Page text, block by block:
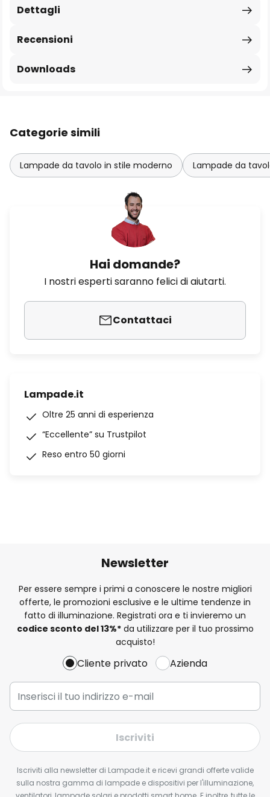
Dettagli
Recensioni
Downloads
Categorie simili
Lampade da tavolo in stile moderno Lampade da
Hai domande?
I nostri esperti saranno felici di aiutarti.
Contattaci
Lampade.it
Oltre 25 anni di esperienza
“Eccellente” su Trustpilot
Reso entro 50 giorni
Newsletter
Per essere sempre i primi a conoscere le nostre migliori
offerte, le promozioni esclusive e le ultime tendenze in
fatto di illuminazione. Registrati ora e ti invieremo un
codice sconto del13%*da utilizzare per il tuo prossimo
acquisto!
Cliente privato Azienda
Iscriviti
Iscriviti alla newsletter di Lampade.it e ricevi grandi offerte valide
sulla nostra gamma di lampade e dispositivi per l'illuminazione,